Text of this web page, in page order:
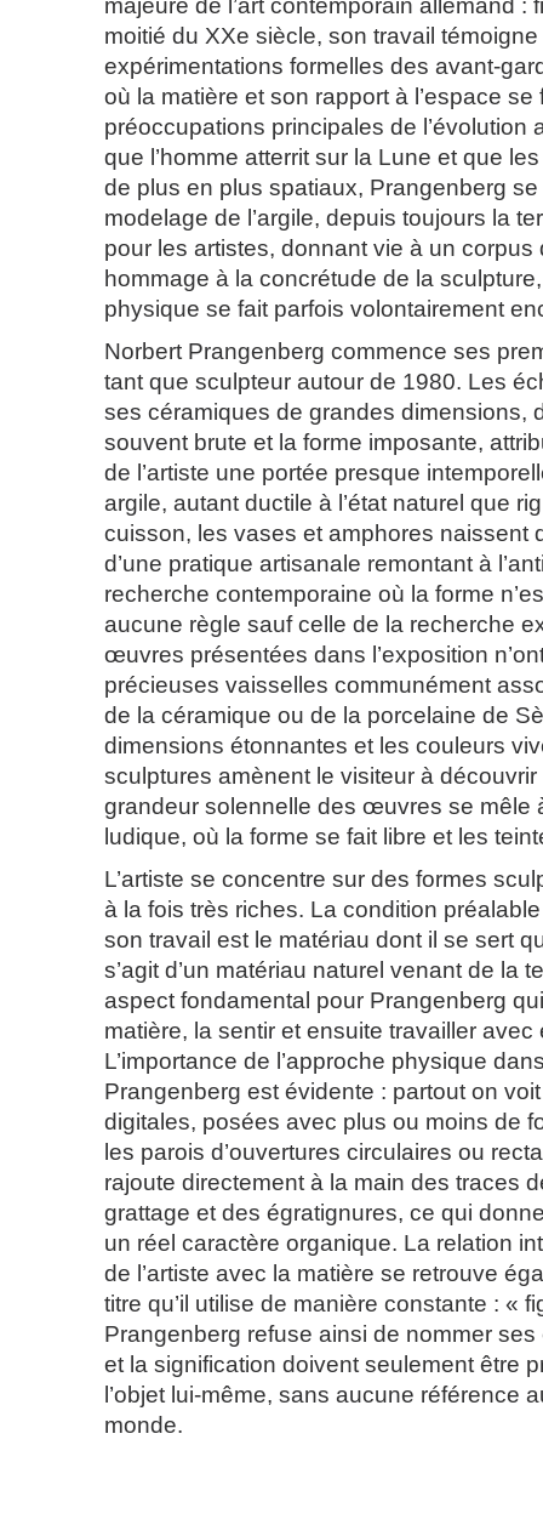
majeure de l’art contemporain allemand :
moitié du XXe siècle, son travail
expérimentations formelles des avant-
où la matière et son rapport à l’espace se
préoccupations principales de l’évolution
que l’homme atterrit sur la Lune et que
de plus en plus spatiaux, Prangenberg
modelage de l’argile, depuis toujours la
pour les artistes, donnant vie à un corpus
hommage à la concrétude de la
physique se fait parfois volontairement
Norbert Prangenberg commence ses
tant que sculpteur autour de 1980. Les
ses céramiques de grandes dimensions,
souvent brute et la forme imposante,
de l’artiste une portée presque
argile, autant ductile à l’état naturel que
cuisson, les vases et amphores naissent
d’une pratique artisanale remontant à
recherche contemporaine où la forme
aucune règle sauf celle de la recherche
œuvres présentées dans l’exposition
précieuses vaisselles communément
de la céramique ou de la porcelaine de
dimensions étonnantes et les couleurs
sculptures amènent le visiteur à
grandeur solennelle des œuvres se mêle
ludique, où la forme se fait libre et les
L’artiste se concentre sur des formes
à la fois très riches. La condition
son travail est le matériau dont il se sert
s’agit d’un matériau naturel venant de la
aspect fondamental pour Prangenberg
matière, la sentir et ensuite travailler avec
L’importance de l’approche physique
Prangenberg est évidente : partout on
digitales, posées avec plus ou moins de
les parois d’ouvertures circulaires ou
rajoute directement à la main des traces
grattage et des égratignures, ce qui
un réel caractère organique. La relation
de l’artiste avec la matière se retrouve
titre qu’il utilise de manière constante : «
Prangenberg refuse ainsi de nommer
et la signification doivent seulement être
l’objet lui-même, sans aucune référence
monde.